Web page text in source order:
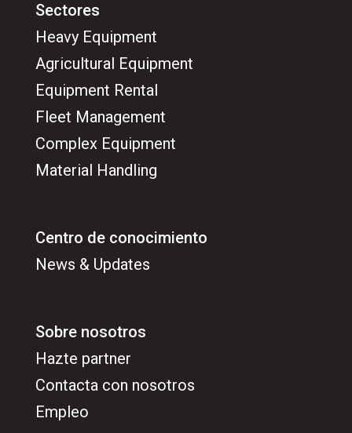
Sectores
Heavy Equipment
Agricultural Equipment
Equipment Rental
Fleet Management
Complex Equipment
Material Handling
Centro de conocimiento
News & Updates
Sobre nosotros
Hazte partner
Contacta con nosotros
Empleo